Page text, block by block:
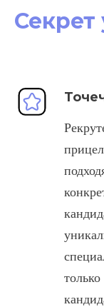
Секрет